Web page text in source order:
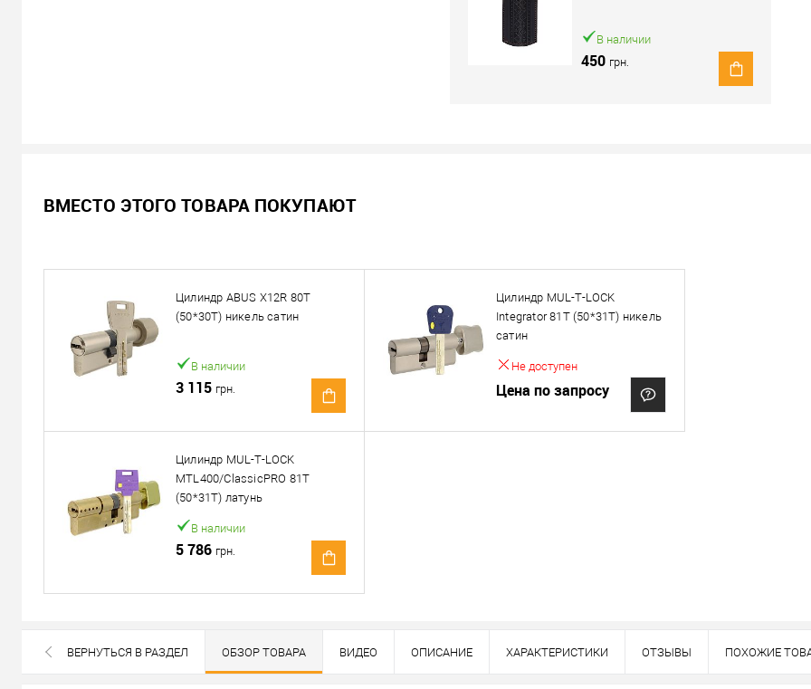
В наличии
450 грн.
Кол-во:
В корзину Купить в 1 клик
Можем установить этот товар. Подробности спрашивайте у менеджера.
Оплата
«Новой Почтой» по Украине
Самовывоз
Минимальная сумма заказа 400 грн
Доставка наложенным платежом от 400 грн
ВМЕСТО ЭТОГО ТОВАРА ПОКУПАЮТ
Цилиндр ABUS X12R 80T
(50*30T) никель сатин
В наличии
3 115 грн.
Цилиндр MUL-T-LOCK
Integrator 81T (50*31T) никель
сатин
Не доступен
Цена по запросу
Цилиндр MUL-T-LOCK
MTL400/ClassicPRO 81T
(50*31T) латунь
В наличии
5 786 грн.
ВЕРНУТЬСЯ В РАЗДЕЛ ОБЗОР ТОВАРА ВИДЕО ОПИСАНИЕ ХАРАКТЕРИСТИКИ ОТЗЫВЫ ПОХОЖИЕ